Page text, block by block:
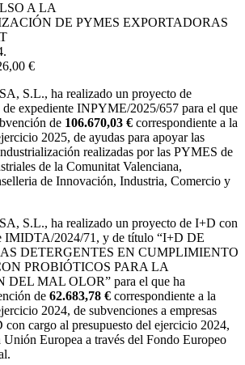
A LA
DE PYMES EXPORTADORAS
€
S.L., ha realizado un proyecto de
expediente INPYME/2025/657 para el que
de 106.670,03 € correspondiente a la
2025, de ayudas para apoyar las
realizadas por las PYMES de
de la Comunitat Valenciana,
de Innovación, Industria, Comercio y
S.L., ha realizado un proyecto de I+D con
IMIDTA/2024/71, y de título “I+D DE
DETERGENTES EN CUMPLIMIENTO
PROBIÓTICOS PARA LA
MAL OLOR” para el que ha
de 62.683,78 € correspondiente a la
2024, de subvenciones a empresas
con cargo al presupuesto del ejercicio 2024,
Europea a través del Fondo Europeo